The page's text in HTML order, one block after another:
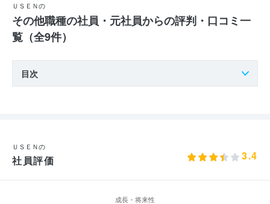
ＵＳＥＮの
その他職種の社員・元社員からの評判・口コミ一
覧（全9件）
目次
ＵＳＥＮの
社員評価 3.4
成長・将来性